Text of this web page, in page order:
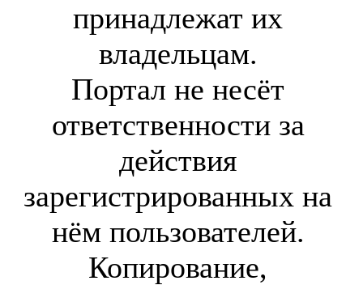
принадлежат их
владельцам.
Портал не несёт
ответственности за
действия
зарегистрированных на
нём пользователей.
Копирование,